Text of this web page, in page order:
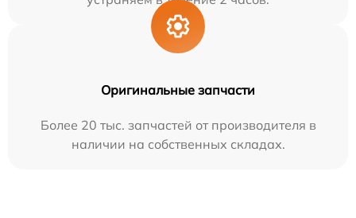
Оригинальные запчасти
Более 20 тыс. запчастей от производителя в
наличии на собственных складах.